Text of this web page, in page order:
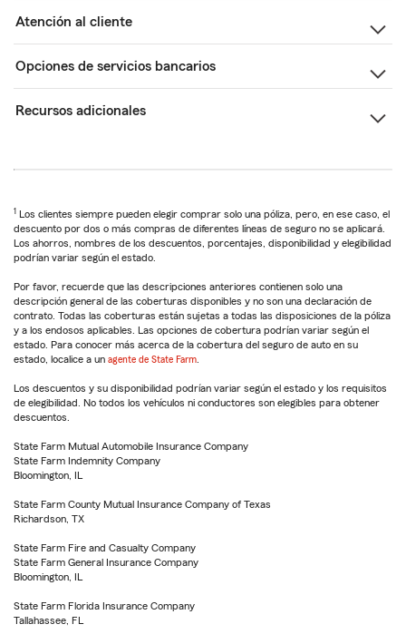
Atención al cliente
Opciones de servicios bancarios
Recursos adicionales
1 Los clientes siempre pueden elegir comprar solo una póliza, pero, en ese caso, el
descuento por dos o más compras de diferentes líneas de seguro no se aplicará.
Los ahorros, nombres de los descuentos, porcentajes, disponibilidad y elegibilidad
podrían variar según el estado.
Por favor, recuerde que las descripciones anteriores contienen solo una
descripción general de las coberturas disponibles y no son una declaración de
contrato. Todas las coberturas están sujetas a todas las disposiciones de la póliza
y a los endosos aplicables. Las opciones de cobertura podrían variar según el
estado. Para conocer más acerca de la cobertura del seguro de auto en su
estado, localice a un agente de State Farm
Los descuentos y su disponibilidad podrían variar según el estado y los requisitos
de elegibilidad. No todos los vehículos ni conductores son elegibles para obtener
descuentos.
State Farm Mutual Automobile Insurance Company
State Farm Indemnity Company
Bloomington, IL
State Farm County Mutual Insurance Company of Texas
Richardson, TX
State Farm Fire and Casualty Company
State Farm General Insurance Company
Bloomington, IL
State Farm Florida Insurance Company
Tallahassee, FL